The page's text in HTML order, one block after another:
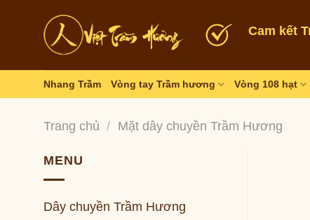
Cam kết
Nhang Trầm Vòng tay Trầm hương Vòng 108 hạt
Trang chủ / Mặt dây chuyền Trầm Hương
MENU
Dây chuyền Trầm Hương